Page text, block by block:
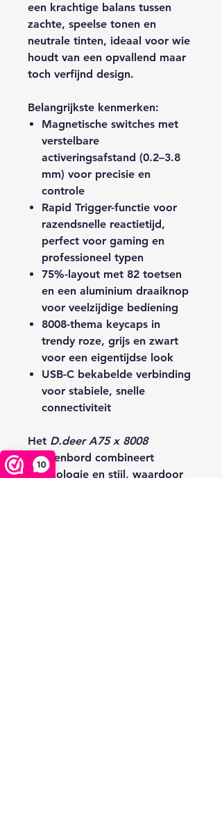
10
een krachtige balans tussen
zachte, speelse tonen en
neutrale tinten, ideaal voor wie
houdt van een opvallend maar
toch verfijnd design.
Belangrijkste kenmerken:
Magnetische switches met
verstelbare
activeringsafstand (0.2–3.8
mm) voor precisie en
controle
Rapid Trigger-functie voor
razendsnelle reactietijd,
perfect voor gaming en
professioneel typen
75%-layout met 82 toetsen
en een aluminium draaiknop
voor veelzijdige bediening
8008-thema keycaps in
trendy roze, grijs en zwart
voor een eigentijdse look
USB-C bekabelde verbinding
voor stabiele, snelle
connectiviteit
Het D.deer A75 x 8008
toetsenbord combineert
technologie en stijl, waardoor